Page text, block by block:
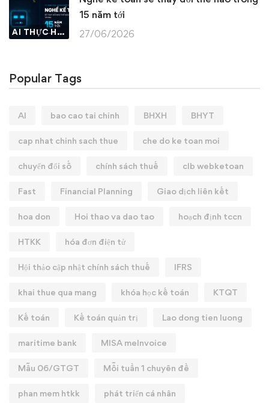
AI THỰC HÀNH
15 năm tới
27/06/2026
Popular Tags
AI bao cao tai chinh BHXH BHYT
cap nhat chinh sach thue che do ke toan moi
chuyển đổi số chính sách thuế clb webketoan
Fast Financial Planning Giao dịch liên kết
hoa don Hoi thao va dao tao hoạch định tccn
HTKK hóa đơn điện tử
Hội thảo cập nhật chính sách thuế IFRS
khai thue qua mang khóa học kế toán KTQT
Kế toán Kế toán quản trị Lao dong tien luong
maritime bank MISA meInvoice
Mẫu 06/GTGT Mỗi tuần 1 chuyên đề
phan mem htkk phát triển cá nhân